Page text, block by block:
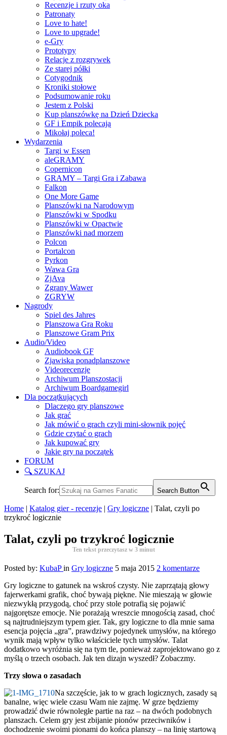
Recenzje i rzuty oka
Patronaty
Love to hate!
Love to upgrade!
e-Gry
Prototypy
Relacje z rozgrywek
Ze starej półki
Cotygodnik
Kroniki stołowe
Podsumowanie roku
Jestem z Polski
Kup planszówkę na Dzień Dziecka
GF i Empik polecają
Mikołaj poleca!
Wydarzenia
Targi w Essen
aleGRAMY
Copernicon
GRAMY – Targi Gra i Zabawa
Falkon
One More Game
Planszówki na Narodowym
Planszówki w Spodku
Planszówki w Opactwie
Planszówki nad morzem
Polcon
Portalcon
Pyrkon
Wawa Gra
ZjAva
Zgrany Wawer
ZGRYW
Nagrody
Spiel des Jahres
Planszowa Gra Roku
Planszowe Gram Prix
Audio/Video
Audiobook GF
Zjawiska ponadplanszowe
Videorecenzje
Archiwum Planszostacji
Archiwum Boardgamegirl
Dla początkujących
Dlaczego gry planszowe
Jak grać
Jak mówić o grach czyli mini-słownik pojęć
Gdzie czytać o grach
Jak kupować gry
Jakie gry na początek
FORUM
🔍 SZUKAJ
Search for: Search Button
Home | Katalog gier - recenzje | Gry logiczne | Talat, czyli po
trzykroć logicznie
Talat, czyli po trzykroć logicznie
Ten tekst przeczytasz w 3 minut
Posted by: KubaPin Gry logiczne 5 maja 2015 2 komentarze
Gry logiczne to gatunek na wskroś czysty. Nie zaprzątają głowy
fajerwerkami grafik, choć bywają piękne. Nie mieszają w głowie
niezwykłą przygodą, choć przy stole potrafią się pojawić
najgorętsze emocje. Nie porażają wreszcie mnogością zasad, choć
są najtrudniejszym typem gier. Tak, gry logiczne to dla mnie sama
esencja pojęcia „gra”, prawdziwy pojedynek umysłów, na którego
wynik mają wpływ tylko właściciele tych umysłów. Talat
dodatkowo wyróżnia się na tym tle, ponieważ zaprojektowano go z
myślą o trzech osobach. Jak ten dizajn wyszedł? Zobaczmy.
Trzy słowa o zasadach
Na szczęście, jak to w grach logicznych, zasady są
banalne, więc wiele czasu Wam nie zajmę. W grze będziemy
prowadzić dwie równoległe partie na raz – na dwóch podobnych
planszach. Celem gry jest zbijanie pionów przeciwników i
dochodzenie swoimi pionami do końca planszy – na linię startową